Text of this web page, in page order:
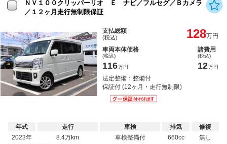
ＮＶ１００クリッパーリオ Ｅ ナビ／フルセグ／Ｂカメラ
／１２ヶ月走行無制限保証
支払総額
(税込) 128万円
車両本体価格
(税込)
116万円
諸費用
(税込)
12万円
法定整備：整備付
保証付 (12ヶ月・走行無制限)
年式
2023年
走行
8.4万km
車検
車検整備付
排気
660cc
修復
無し